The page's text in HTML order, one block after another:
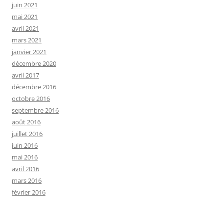
juin 2021
mai 2021
avril 2021
mars 2021
janvier 2021
décembre 2020
avril 2017
décembre 2016
octobre 2016
septembre 2016
août 2016
juillet 2016
juin 2016
mai 2016
avril 2016
mars 2016
février 2016